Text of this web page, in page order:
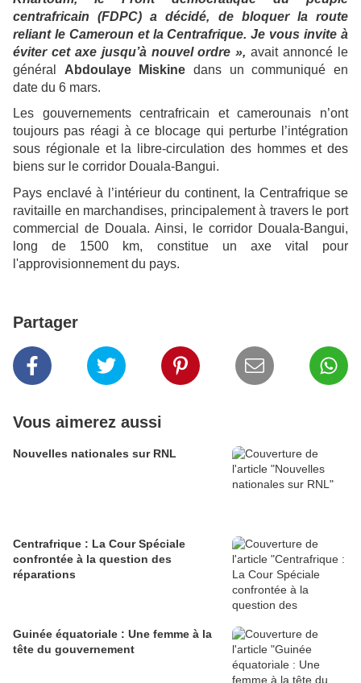
centrafricain (FDPC) a décidé, de bloquer la route
reliant le Cameroun et la Centrafrique. Je vous invite à
éviter cet axe jusqu’à nouvel ordre », avait annoncé le
général Abdoulaye Miskine dans un communiqué en
date du 6 mars.
Les gouvernements centrafricain et camerounais n’ont
toujours pas réagi à ce blocage qui perturbe l’intégration
sous régionale et la libre-circulation des hommes et des
biens sur le corridor Douala-Bangui.
Pays enclavé à l’intérieur du continent, la Centrafrique se
ravitaille en marchandises, principalement à travers le port
commercial de Douala. Ainsi, le corridor Douala-Bangui,
long de 1500 km, constitue un axe vital pour
l'approvisionnement du pays.
Partager
Vous aimerez aussi
Nouvelles nationales sur RNL
Centrafrique : La Cour Spéciale
confrontée à la question des
réparations
Guinée équatoriale : Une femme à la
tête du gouvernement